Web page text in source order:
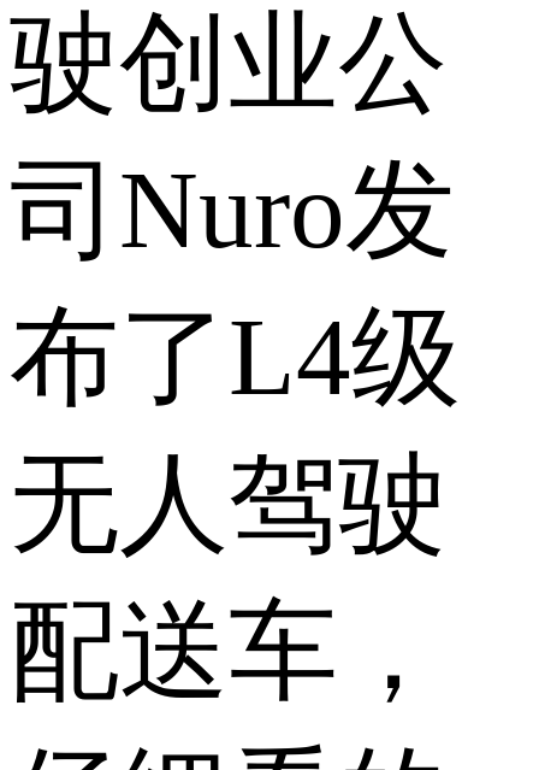
驶创业公
司Nuro发
布了L4级
无人驾驶
配送车，